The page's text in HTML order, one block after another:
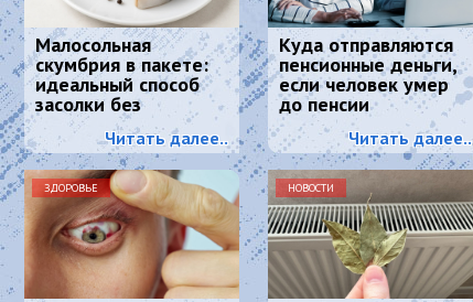
Малосольная
скумбрия в пакете:
идеальный способ
засолки без
маринада — вкуснее,
чем в магазине
Читать далее..
Куда отправляются
пенсионные деньги,
если человек умер
до пенсии
Читать далее..
ЗДОРОВЬЕ НОВОСТИ